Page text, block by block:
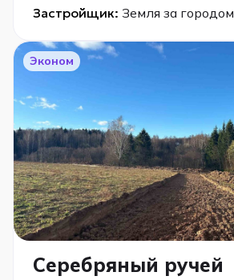
Застройщик: Земля за городом
Эконом
Серебряный ручей